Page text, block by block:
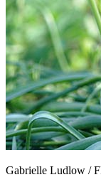
Gabrielle Ludlow /